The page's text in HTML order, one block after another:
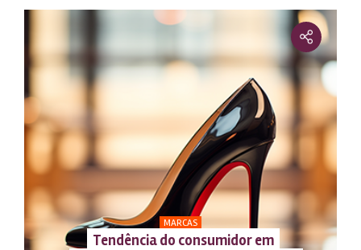
MARCAS
Tendência do consumidor em